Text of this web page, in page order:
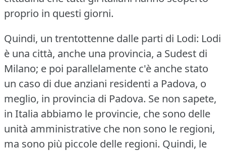
proprio in questi giorni.
Quindi, un trentottenne dalle parti di Lodi: Lodi
è una città, anche una provincia, a Sudest di
Milano; e poi parallelamente c'è anche stato
un caso di due anziani residenti a Padova, o
meglio, in provincia di Padova. Se non sapete,
in Italia abbiamo le provincie, che sono delle
unità amministrative che non sono le regioni,
ma sono più piccole delle regioni. Quindi, le